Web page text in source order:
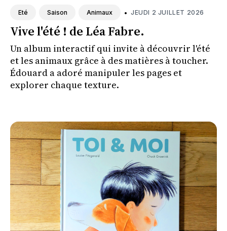
Eté Saison Animaux • JEUDI 2 JUILLET 2026
Vive l'été ! de Léa Fabre.
Un album interactif qui invite à découvrir l'été
et les animaux grâce à des matières à toucher.
Édouard a adoré manipuler les pages et
explorer chaque texture.